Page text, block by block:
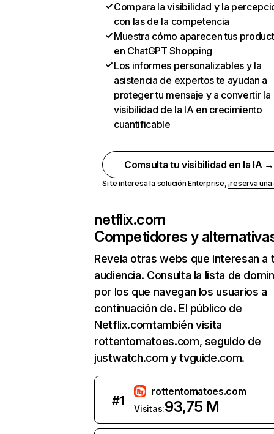
Compara la visibilidad y la
con las de la competencia
Muestra cómo aparecen tus
en ChatGPT Shopping
Los informes personalizables y la
asistencia de expertos te ayudan a
proteger tu mensaje y a convertir la
visibilidad de la IA en crecimiento
cuantificable
Comsulta tu visibilidad en la IA →
Si te interesa la solución Enterprise,¡reserva
netflix.com
Competidores y
Revela otras webs que interesan a
audiencia. Consulta la lista de
por los que navegan los usuarios a
continuación de. El público de
Netflix.comtambién visita
rottentomatoes.com, seguido de
justwatch.com y tvguide.com.
#1
rottentomatoes.com
Visitas:93,75 M